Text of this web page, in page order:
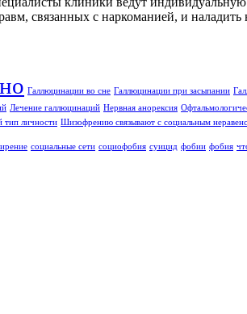
связанных с наркоманией, и
Галлюцинации во сне Галлюцинации при засыпании
Лечение галлюцинаций Нервная анорексия
личности Шизофрению связывают с социальным
социальные сети социофобия суицид фобии фобия